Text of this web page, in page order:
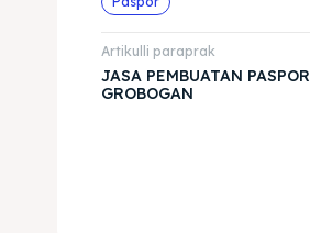
Artikulli paraprak
JASA PEMBUATAN PASPOR
GROBOGAN